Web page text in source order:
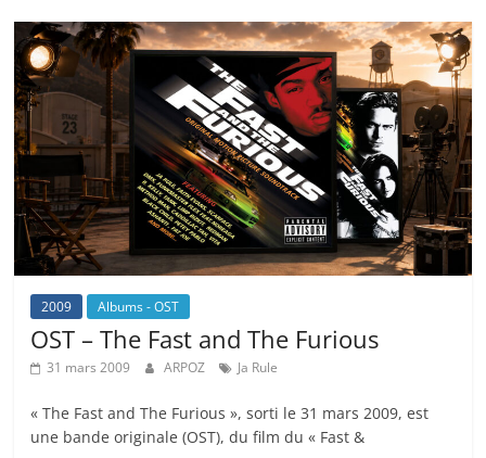
2009 Albums - OST
OST – The Fast and The Furious
31 mars 2009 ARPOZ Ja Rule
« The Fast and The Furious », sorti le 31 mars 2009, est
une bande originale (OST), du film du « Fast &